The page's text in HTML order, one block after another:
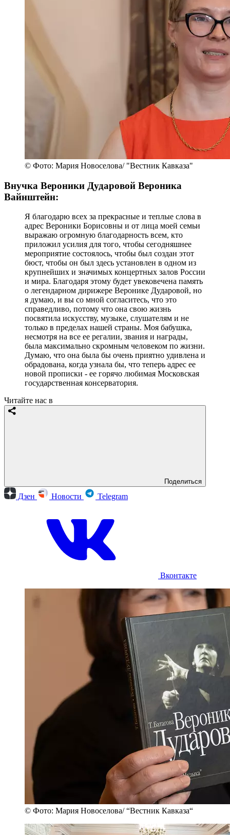
© Фото: Мария Новоселова/ "Вестник Кавказа"
Внучка Вероники Дударовой Вероника
Вайнштейн:
Я благодарю всех за прекрасные и теплые слова в
адрес Вероники Борисовны и от лица моей семьи
выражаю огромную благодарность всем, кто
приложил усилия для того, чтобы сегодняшнее
мероприятие состоялось, чтобы был создан этот
бюст, чтобы он был здесь установлен в одном из
крупнейших и значимых концертных залов России
и мира. Благодаря этому будет увековечена память
о легендарном дирижере Веронике Дударовой, но
я думаю, и вы со мной согласитесь, что это
справедливо, потому что она свою жизнь
посвятила искусству, музыке, слушателям и не
только в пределах нашей страны. Моя бабушка,
несмотря на все ее регалии, звания и награды,
была максимально скромным человеком по жизни.
Думаю, что она была бы очень приятно удивлена и
обрадована, когда узнала бы, что теперь адрес ее
новой прописки - ее горячо любимая Московская
государственная консерватория.
Читайте нас в
Поделиться
Дзен Новости Telegram
Вконтакте
© Фото: Мария Новоселова/ “Вестник Кавказа“